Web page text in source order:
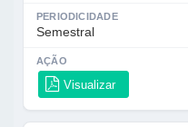
PERIODICIDADE
Semestral
AÇÃO
Visualizar